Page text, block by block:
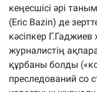
кеңесшісі әрі
(Eric Bazin) де
кәсіпкер
журналистің
құрбаны болды
преследований со